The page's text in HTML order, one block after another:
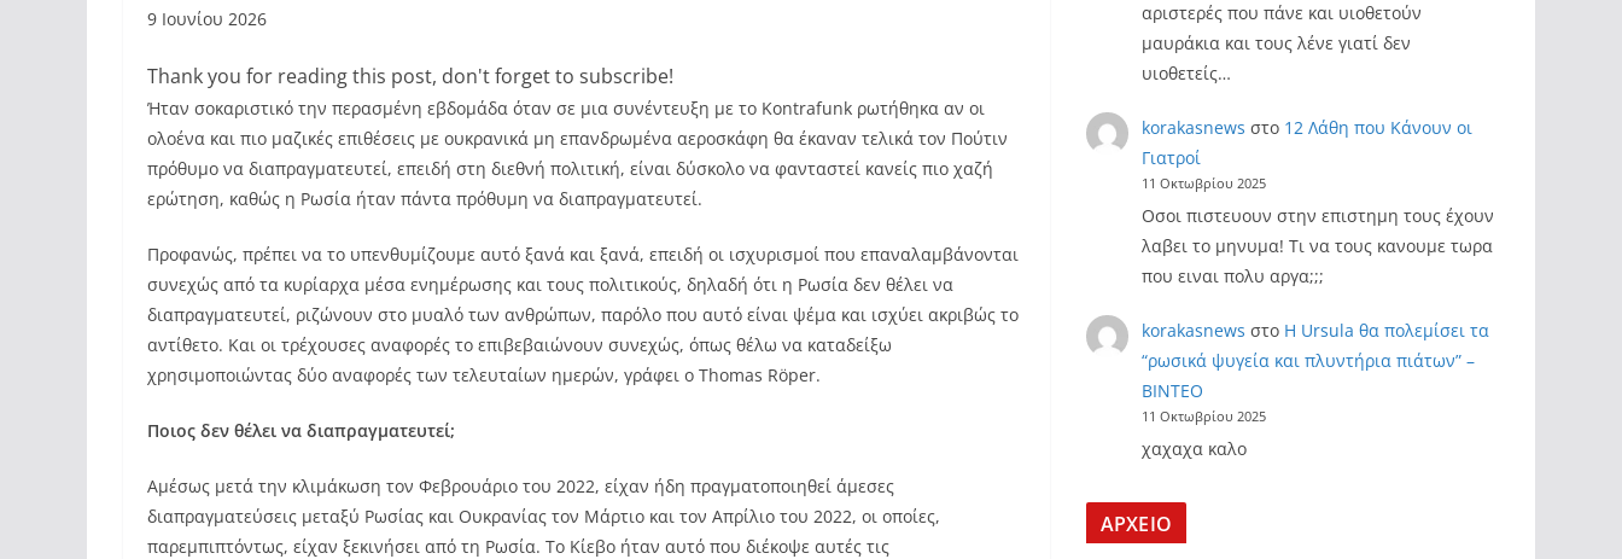
9 Ιουνίου 2026
Thank you for reading this post, don't forget to subscribe!
Ήταν σοκαριστικό την περασμένη εβδομάδα όταν σε μια συνέντευξη με το Kontrafunk ρωτήθηκα αν οι
ολοένα και πιο μαζικές επιθέσεις με ουκρανικά μη επανδρωμένα αεροσκάφη θα έκαναν τελικά τον Πούτιν
πρόθυμο να διαπραγματευτεί, επειδή στη διεθνή πολιτική, είναι δύσκολο να φανταστεί κανείς πιο χαζή
ερώτηση, καθώς η Ρωσία ήταν πάντα πρόθυμη να διαπραγματευτεί.
Προφανώς, πρέπει να το υπενθυμίζουμε αυτό ξανά και ξανά, επειδή οι ισχυρισμοί που επαναλαμβάνονται
συνεχώς από τα κυρίαρχα μέσα ενημέρωσης και τους πολιτικούς, δηλαδή ότι η Ρωσία δεν θέλει να
διαπραγματευτεί, ριζώνουν στο μυαλό των ανθρώπων, παρόλο που αυτό είναι ψέμα και ισχύει ακριβώς το
αντίθετο. Και οι τρέχουσες αναφορές το επιβεβαιώνουν συνεχώς, όπως θέλω να καταδείξω
χρησιμοποιώντας δύο αναφορές των τελευταίων ημερών, γράφει ο Thomas Röper.
Ποιος δεν θέλει να διαπραγματευτεί;
Αμέσως μετά την κλιμάκωση τον Φεβρουάριο του 2022, είχαν ήδη πραγματοποιηθεί άμεσες
διαπραγματεύσεις μεταξύ Ρωσίας και Ουκρανίας τον Μάρτιο και τον Απρίλιο του 2022, οι οποίες,
παρεμπιπτόντως, είχαν ξεκινήσει από τη Ρωσία. Το Κίεβο ήταν αυτό που διέκοψε αυτές τις
αριστερές που πάνε και υιοθετούν
μαυράκια και τους λένε γιατί δεν
υιοθετείς…
korakasnews στο 12 Λάθη που Κάνουν οι
Γιατροί
11 Οκτωβρίου 2025
Οσοι πιστευουν στην επιστημη τους έχουν
λαβει το μηνυμα! Τι να τους κανουμε τωρα
που ειναι πολυ αργα;;;
korakasnews στο Η Ursula θα πολεμίσει τα
“ρωσικά ψυγεία και πλυντήρια πιάτων” –
ΒΙΝΤΕΟ
11 Οκτωβρίου 2025
χαχαχα καλο
ΑΡΧΕΙΟ